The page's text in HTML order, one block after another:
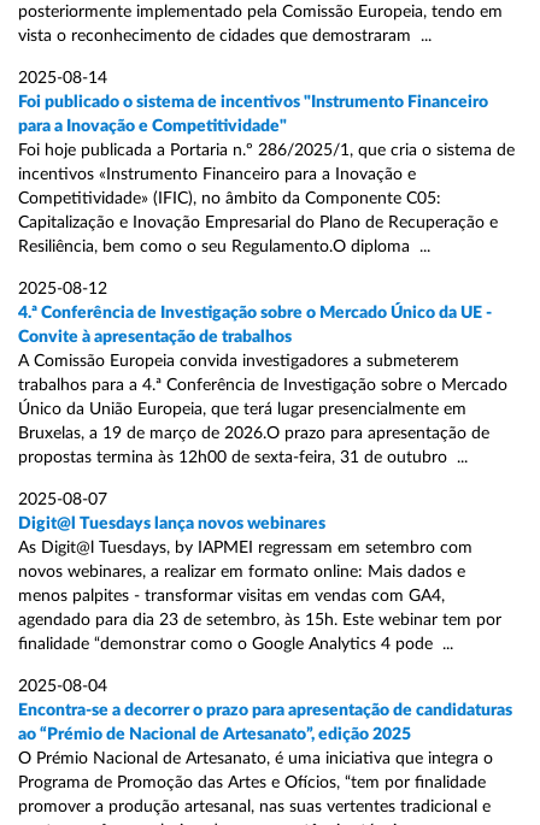
posteriormente implementado pela Comissão Europeia, tendo em
vista o reconhecimento de cidades que demostraram ...
2025-08-14
Foi publicado o sistema de incentivos "Instrumento Financeiro
para a Inovação e Competitividade"
Foi hoje publicada a Portaria n.º 286/2025/1, que cria o sistema de
incentivos «Instrumento Financeiro para a Inovação e
Competitividade» (IFIC), no âmbito da Componente C05:
Capitalização e Inovação Empresarial do Plano de Recuperação e
Resiliência, bem como o seu Regulamento.O diploma ...
2025-08-12
4.ª Conferência de Investigação sobre o Mercado Único da UE -
Convite à apresentação de trabalhos
A Comissão Europeia convida investigadores a submeterem
trabalhos para a 4.ª Conferência de Investigação sobre o Mercado
Único da União Europeia, que terá lugar presencialmente em
Bruxelas, a 19 de março de 2026.O prazo para apresentação de
propostas termina às 12h00 de sexta-feira, 31 de outubro ...
2025-08-07
Digit@l Tuesdays lança novos webinares
As Digit@l Tuesdays, by IAPMEI regressam em setembro com
novos webinares, a realizar em formato online: Mais dados e
menos palpites - transformar visitas em vendas com GA4,
agendado para dia 23 de setembro, às 15h. Este webinar tem por
finalidade “demonstrar como o Google Analytics 4 pode ...
2025-08-04
Encontra-se a decorrer o prazo para apresentação de candidaturas
ao “Prémio de Nacional de Artesanato”, edição 2025
O Prémio Nacional de Artesanato, é uma iniciativa que integra o
Programa de Promoção das Artes e Ofícios, “tem por finalidade
promover a produção artesanal, nas suas vertentes tradicional e